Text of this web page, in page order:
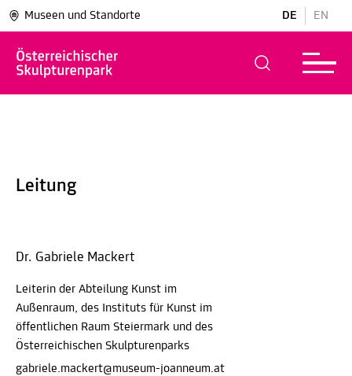
Museen und Standorte DE EN
Leitung
Dr. Gabriele Mackert
Leiterin der Abteilung Kunst im
Außenraum, des Instituts für Kunst im
öffentlichen Raum Steiermark und des
Österreichischen Skulpturenparks
gabriele.mackert@museum-joanneum.at